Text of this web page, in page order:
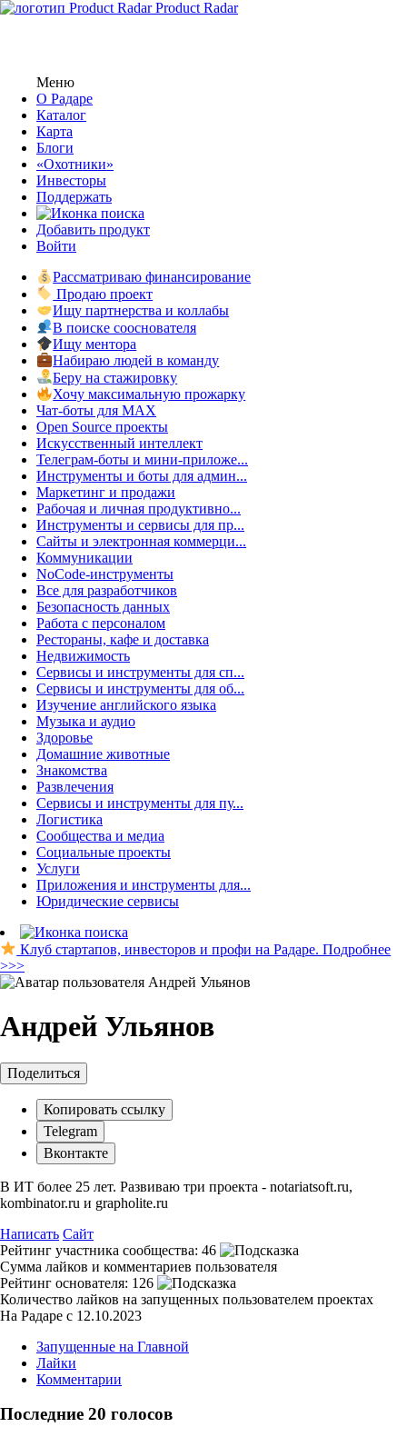
Product Radar
Меню
О Радаре
Каталог
Карта
Блоги
«Охотники»
Инвесторы
Поддержать
Добавить продукт
Войти
Рассматриваю финансирование
Продаю проект
Ищу партнерства и коллабы
В поиске сооснователя
Ищу ментора
Набираю людей в команду
Беру на стажировку
Хочу максимальную прожарку
Чат-боты для MAX
Open Source проекты
Искусственный интеллект
Телеграм-боты и мини-приложе...
Инструменты и боты для админ...
Маркетинг и продажи
Рабочая и личная продуктивно...
Инструменты и сервисы для пр...
Сайты и электронная коммерци...
Коммуникации
NoCode-инструменты
Все для разработчиков
Безопасность данных
Работа с персоналом
Рестораны, кафе и доставка
Недвижимость
Сервисы и инструменты для сп...
Сервисы и инструменты для об...
Изучение английского языка
Музыка и аудио
Здоровье
Домашние животные
Знакомства
Развлечения
Сервисы и инструменты для пу...
Логистика
Сообщества и медиа
Социальные проекты
Услуги
Приложения и инструменты для...
Юридические сервисы
Клуб стартапов, инвесторов и профи на Радаре. Подробнее
>>>
Андрей Ульянов
Поделиться
Копировать ссылку
Telegram
Вконтакте
В ИТ более 25 лет. Развиваю три проекта - notariatsoft.ru,
kombinator.ru и grapholite.ru
Написать Сайт
Рейтинг участника сообщества: 46
Сумма лайков и комментариев пользователя
Рейтинг основателя: 126
Количество лайков на запущенных пользователем проектах
На Радаре с 12.10.2023
Запущенные на Главной
Лайки
Комментарии
Последние 20 голосов